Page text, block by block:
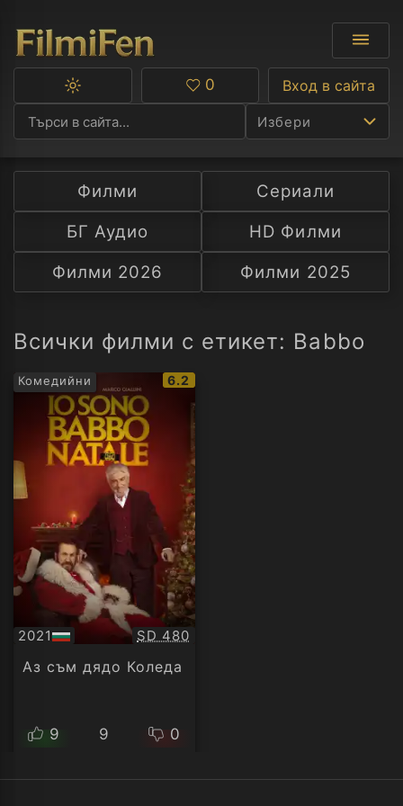
Избери
Ф
С
А
Превключване
тъмна
тема
Любими
0 Вход в сайта
Филми
Сериали
БГ Аудио
HD Филми
Филми 2026
Филми 2025
Всички филми с етикет: Babbo
Комедийни
IMDb
6.2
2021
БГ
аудио
Качество:
SD 480
Аз съм дядо Коледа
9 9 0